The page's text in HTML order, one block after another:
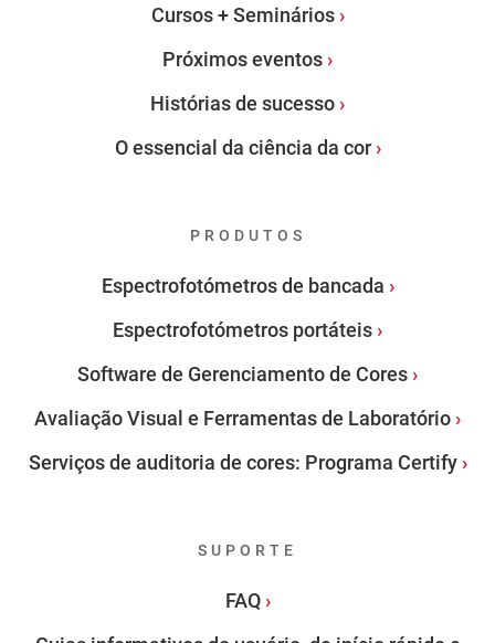
Cursos + Seminários
Próximos eventos
Histórias de sucesso
O essencial da ciência da cor
PRODUTOS
Espectrofotómetros de bancada
Espectrofotómetros portáteis
Software de Gerenciamento de Cores
Avaliação Visual e Ferramentas de Laboratório
Serviços de auditoria de cores: Programa Certify
SUPORTE
FAQ